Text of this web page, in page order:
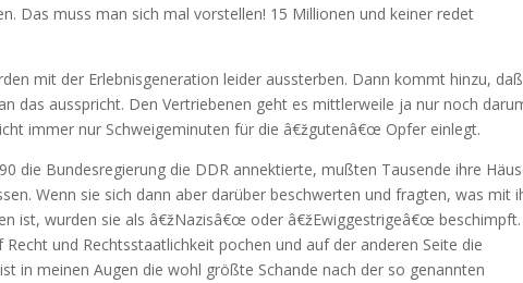
Das muss man sich mal vorstellen! 15 Millionen und keiner redet
mit der Erlebnisgeneration leider aussterben. Dann kommt hinzu, daß
das ausspricht. Den Vertriebenen geht es mittlerweile ja nur noch
immer nur Schweigeminuten für die â€žgutenâ€œ Opfer einlegt.
die Bundesregierung die DDR annektierte, mußten Tausende ihre
Wenn sie sich dann aber darüber beschwerten und fragten, was mit
ist, wurden sie als â€žNazisâ€œ oder â€žEwiggestrigeâ€œ beschimpft.
und Rechtsstaatlichkeit pochen und auf der anderen Seite die
in meinen Augen die wohl größte Schande nach der so genannten